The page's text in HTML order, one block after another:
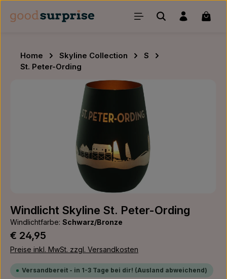
Zum Hauptinhalt springen
Home Skyline Collection
S
St. Peter-Ording
Bildergalerie überspringen
Windlicht Skyline St. Peter-Ording
Windlichtfarbe: Schwarz/Bronze
Regulärer Preis:
€ 24,95
Preise inkl. MwSt. zzgl. Versandkosten
Versandbereit - in 1-3 Tage bei dir! (Ausland abweichend)